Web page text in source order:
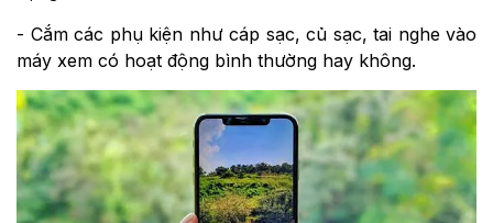
- Cắm các phụ kiện như cáp sạc, củ sạc, tai nghe vào
máy xem có hoạt động bình thường hay không.